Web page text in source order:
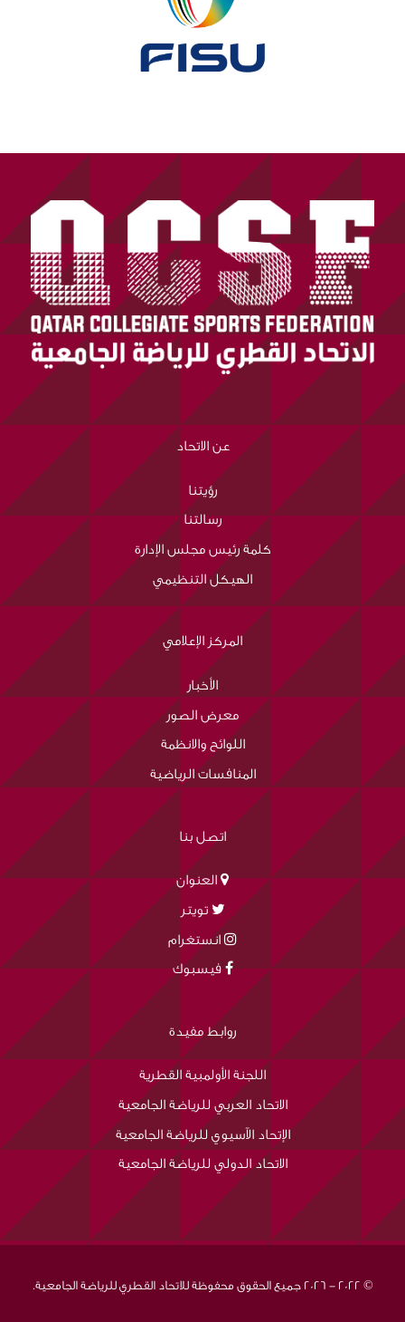
عن الاتحاد
رؤيتنا
رسالتنا
كلمة رئيس مجلس الإدارة
الهيكل التنظيمي
المركز الإعلامي
الأخبار
معرض الصور
اللوائح والانظمة
المنافسات الرياضية
اتصل بنا
العنوان
تويتر
انستغرام
فيسبوك
روابط مفيدة
اللجنة الأولمبية القطرية
الاتحاد العربي للرياضة الجامعية
الإتحاد الآسيوي للرياضة الجامعية
الاتحاد الدولي للرياضة الجامعية
© 2022 - 2026 جميع الحقوق محفوظة للاتحاد القطري للرياضة الجامعية.